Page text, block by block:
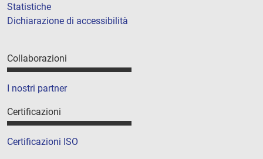
Statistiche
Dichiarazione di accessibilità
Collaborazioni
I nostri partner
Certificazioni
Certificazioni ISO